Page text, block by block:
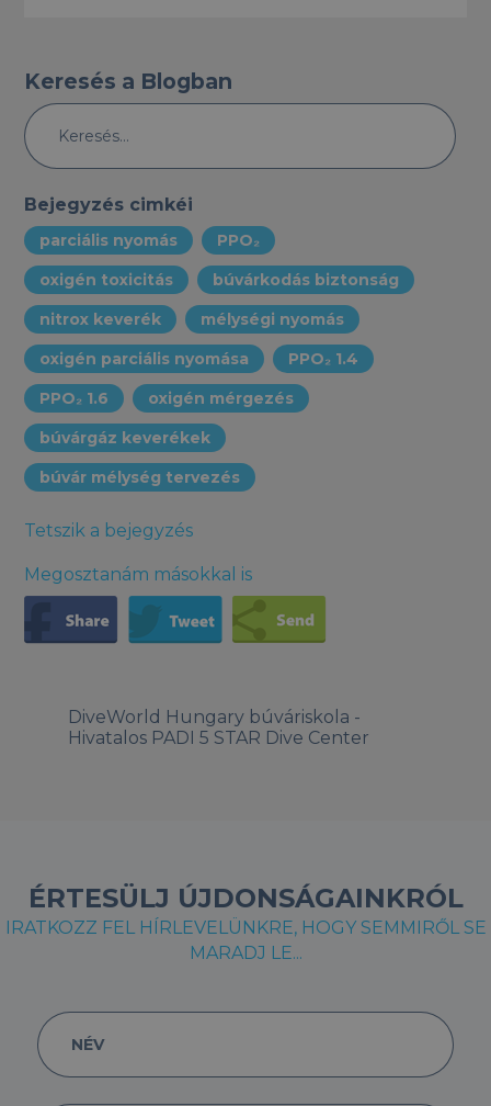
Keresés a Blogban
Bejegyzés cimkéi
parciális nyomás
PPO₂
oxigén toxicitás
búvárkodás biztonság
nitrox keverék
mélységi nyomás
oxigén parciális nyomása
PPO₂ 1.4
PPO₂ 1.6
oxigén mérgezés
búvárgáz keverékek
búvár mélység tervezés
Tetszik a bejegyzés
Megosztanám másokkal is
DiveWorld Hungary búváriskola -
Hivatalos PADI 5 STAR Dive Center
ÉRTESÜLJ ÚJDONSÁGAINKRÓL
IRATKOZZ FEL HÍRLEVELÜNKRE, HOGY SEMMIRŐL SE
MARADJ LE...